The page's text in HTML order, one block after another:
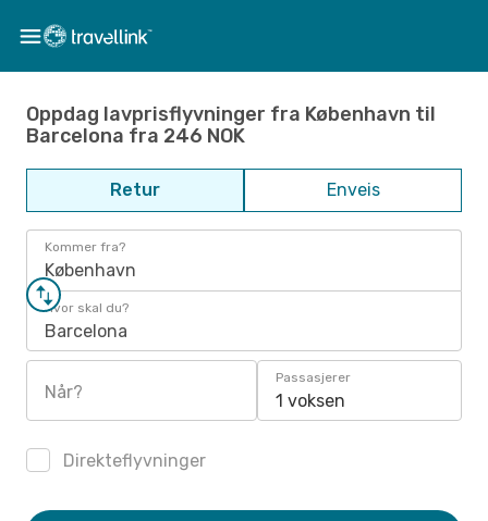
Oppdag lavprisflyvninger fra København til
Barcelona fra 246 NOK
Retur Enveis
Kommer fra?
København
Hvor skal du?
Barcelona
Når?
Passasjerer
1 voksen
Direkteflyvninger